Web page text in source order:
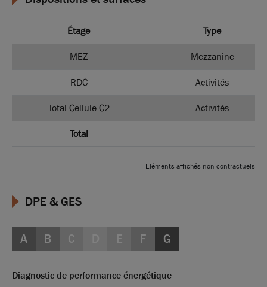
Étage Type
MEZ Mezzanine
RDC Activités
Total Cellule C2 Activités
Total
Eléments affichés non contractuels
DPE & GES
A B C E F G
Diagnostic de performance énergétique